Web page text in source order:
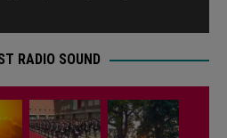
RADIO SOUND